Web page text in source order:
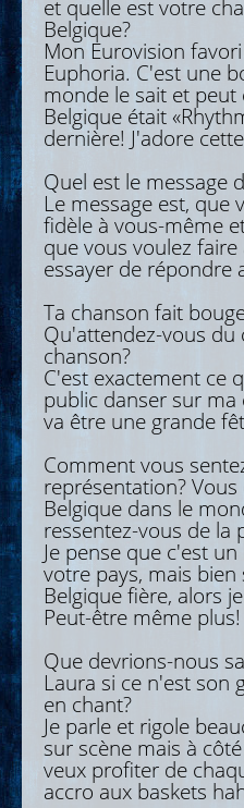
et quelle est votre
Belgique?
Mon Eurovision
Euphoria. C'est une
monde le sait et
Belgique était
dernière! J'adore
Quel est le message
Le message est, que
fidèle à vous-même
que vous voulez
essayer de répondre
Ta chanson fait
Qu'attendez-vous du
chanson?
C'est exactement ce
public danser sur ma
va être une grande
Comment vous
représentation? Vous
Belgique dans le
ressentez-vous de la
Je pense que c'est
votre pays, mais
Belgique fière, alors
Peut-être même plus!
Que devrions-nous
Laura si ce n'est son
en chant?
Je parle et rigole
sur scène mais à
veux profiter de
accro aux baskets